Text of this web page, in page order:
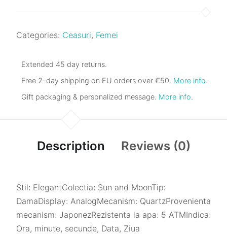
Categories: Ceasuri, Femei
Extended 45 day returns.
Free 2-day shipping on EU orders over €50. More info.
Gift packaging & personalized message. More info.
Description Reviews (0)
Stil: ElegantColectia: Sun and MoonTip:
DamaDisplay: AnalogMecanism: QuartzProvenienta
mecanism: JaponezRezistenta la apa: 5 ATMIndica:
Ora, minute, secunde, Data, Ziua